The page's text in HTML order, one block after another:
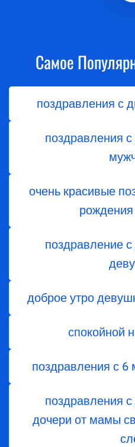
Самое
поздравления с
поздравления
очень красивые
поздравление
доброе утро
спокойной
поздравления с 6
поздравления
дочери от мамы